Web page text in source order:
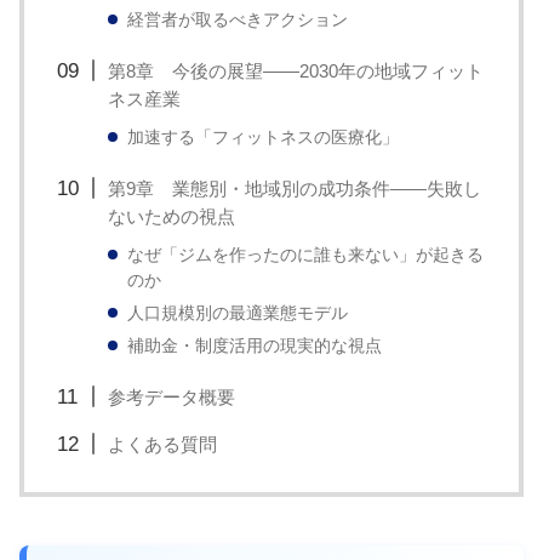
経営者が取るべきアクション
第8章 今後の展望——2030年の地域フィット
ネス産業
加速する「フィットネスの医療化」
第9章 業態別・地域別の成功条件——失敗し
ないための視点
なぜ「ジムを作ったのに誰も来ない」が起きる
のか
人口規模別の最適業態モデル
補助金・制度活用の現実的な視点
参考データ概要
よくある質問